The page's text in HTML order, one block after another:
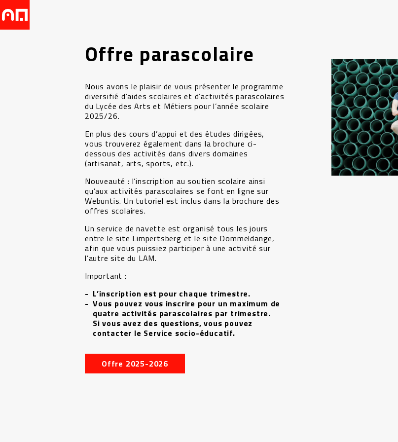
Offre parascolaire
Nous avons le plaisir de vous présenter le programme
diversifié d’aides scolaires et d’activités parascolaires
du Lycée des Arts et Métiers pour l’année scolaire
2025/26.
En plus des cours d’appui et des études dirigées,
vous trouverez également dans la brochure ci-
dessous des activités dans divers domaines
(artisanat, arts, sports, etc.).
Nouveauté : l’inscription au soutien scolaire ainsi
qu’aux activités parascolaires se font en ligne sur
Webuntis. Un tutoriel est inclus dans la brochure des
offres scolaires.
Un service de navette est organisé tous les jours
entre le site Limpertsberg et le site Dommeldange,
afin que vous puissiez participer à une activité sur
l’autre site du LAM.
Important :
L’inscription est pour chaque trimestre.
Vous pouvez vous inscrire pour un maximum de
quatre activités parascolaires par trimestre.
Si vous avez des questions, vous pouvez
contacter le Service socio-éducatif.
Offre 2025-2026